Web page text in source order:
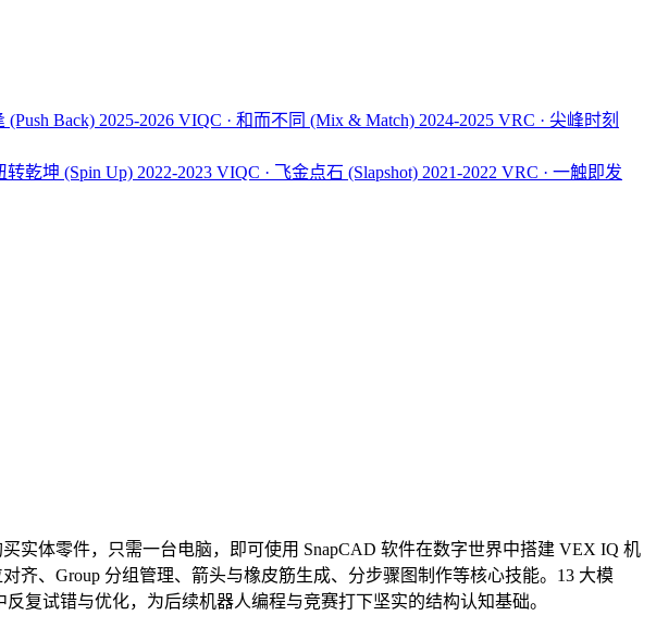
(Push Back) 2025-2026 VIQC · 和而不同 (Mix & Match) 2024-2025 VRC · 尖峰时刻
转乾坤 (Spin Up) 2022-2023 VIQC · 飞金点石 (Slapshot) 2021-2022 VRC · 一触即发
实体零件，只需一台电脑，即可使用 SnapCAD 软件在数字世界中搭建 VEX IQ 机
、Group 分组管理、箭头与橡皮筋生成、分步骤图制作等核心技能。13 大模
复试错与优化，为后续机器人编程与竞赛打下坚实的结构认知基础。